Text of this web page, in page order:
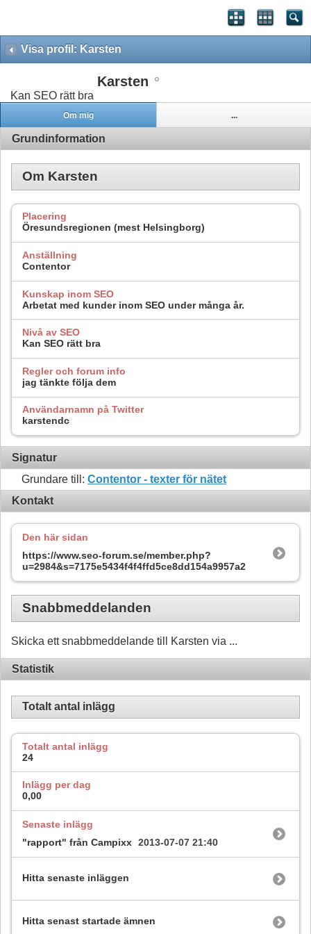
Visa profil: Karsten
Karsten
Kan SEO rätt bra
Om mig ...
Grundinformation
Om Karsten
Placering
Öresundsregionen (mest Helsingborg)
Anställning
Contentor
Kunskap inom SEO
Arbetat med kunder inom SEO under många år.
Nivå av SEO
Kan SEO rätt bra
Regler och forum info
jag tänkte följa dem
Användarnamn på Twitter
karstendc
Signatur
Grundare till: Contentor - texter för nätet
Kontakt
Den här sidan
https://www.seo-forum.se/member.php?
u=2984&s=7175e5434f4f4ffd5ce8dd154a9957a2
Snabbmeddelanden
Skicka ett snabbmeddelande till Karsten via ...
Statistik
Totalt antal inlägg
Totalt antal inlägg
24
Inlägg per dag
0,00
Senaste inlägg
"rapport" från Campixx 2013-07-07 21:40
Hitta senaste inläggen
Hitta senast startade ämnen